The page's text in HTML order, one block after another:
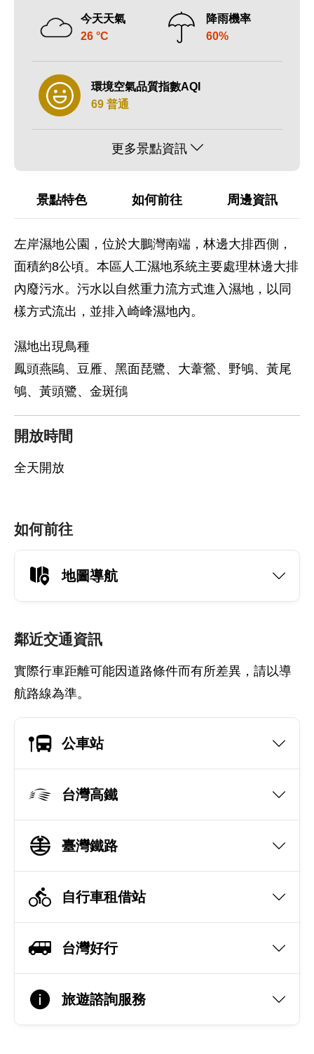
今天天氣
26 °C
降雨機率
60%
環境空氣品質指數AQI
69 普通
更多景點資訊
景點特色 如何前往 周邊資訊
左岸濕地公園，位於大鵬灣南端，林邊大排西側，
面積約8公頃。本區人工濕地系統主要處理林邊大排
內廢污水。污水以自然重力流方式進入濕地，以同
樣方式流出，並排入崎峰濕地內。
濕地出現鳥種
鳳頭燕鷗、豆雁、黑面琵鷺、大葦鶯、野鴝、黃尾
鴝、黃頭鷺、金斑鴴
開放時間
全天開放
如何前往
地圖導航
鄰近交通資訊
實際行車距離可能因道路條件而有所差異，請以導
航路線為準。
公車站
台灣高鐵
臺灣鐵路
自行車租借站
台灣好行
旅遊諮詢服務